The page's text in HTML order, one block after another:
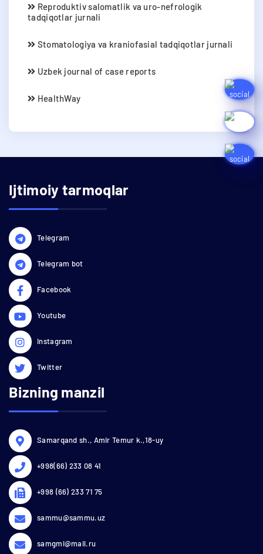
Reproduktiv salomatlik va uro-nefrologik
tadqiqotlar jurnali
Stomatologiya va kraniofasial tadqiqotlar jurnali
Uzbek journal of case reports
HealthWay
Ijtimoiy tarmoqlar
Telegram
Telegram bot
Facebook
Youtube
Instagram
Twitter
Bizning manzil
Samarqand sh., Amir Temur k.,18-uy
+998(66) 233 08 41
+998 (66) 233 71 75
sammu@sammu.uz
samgmi@mail.ru